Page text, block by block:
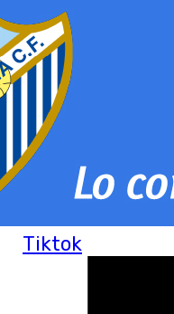
Tiktok